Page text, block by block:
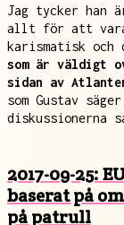
Jag tycker han
allt för att vara
karismatisk och
som är väldigt
sidan av
som Gustav
diskussionerna
2017-09-25:
baserat på
på patrull